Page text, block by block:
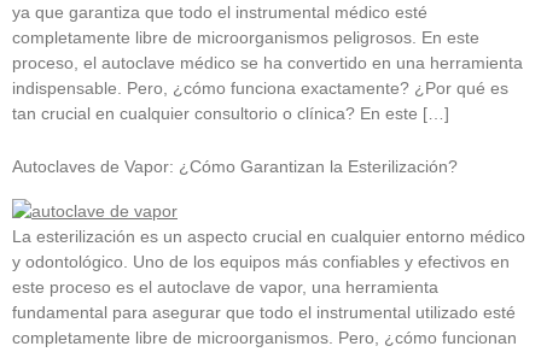
ya que garantiza que todo el instrumental médico esté
completamente libre de microorganismos peligrosos. En este
proceso, el autoclave médico se ha convertido en una herramienta
indispensable. Pero, ¿cómo funciona exactamente? ¿Por qué es
tan crucial en cualquier consultorio o clínica? En este […]
Autoclaves de Vapor: ¿Cómo Garantizan la Esterilización?
La esterilización es un aspecto crucial en cualquier entorno médico
y odontológico. Uno de los equipos más confiables y efectivos en
este proceso es el autoclave de vapor, una herramienta
fundamental para asegurar que todo el instrumental utilizado esté
completamente libre de microorganismos. Pero, ¿cómo funcionan